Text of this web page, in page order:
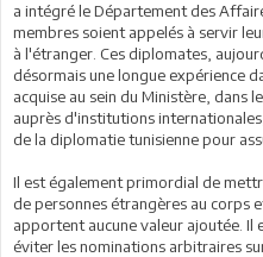
a intégré le Département des
membres soient appelés à servir
à l'étranger. Ces diplomates,
désormais une longue expérience
acquise au sein du Ministère, dans
auprès d'institutions
de la diplomatie tunisienne pour
Il est également primordial de
de personnes étrangères au corps
apportent aucune valeur ajoutée.
éviter les nominations arbitraires